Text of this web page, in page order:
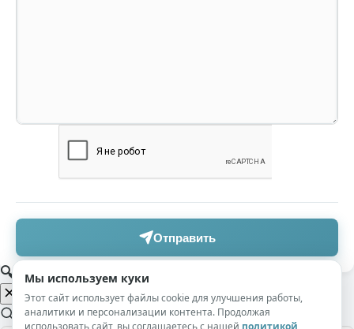
Отправить
Мы используем куки
Этот сайт использует файлы cookie для улучшения работы,
аналитики и персонализации контента. Продолжая
использовать сайт, вы соглашаетесь с нашей политикой
🔍 Поиск по сайту